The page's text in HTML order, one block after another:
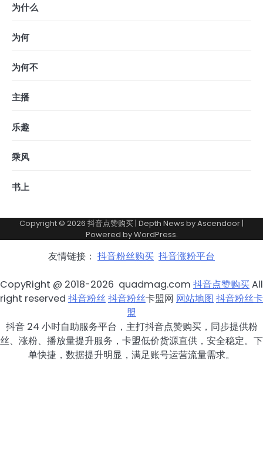
为什么
为何
为何不
主播
乐趣
乘风
书上
Copyright © 2026 抖音点赞购买| Depth News byAscendoor|
Powered byWordPress.
友情链接： 抖音粉丝购买 抖音涨粉平台
CopyRight @ 2018-2026 quadmag.com 抖音点赞购买All
right reserved 抖音粉丝抖音粉丝卡盟网 网站地图 抖音粉丝卡
盟
抖音 24 小时自助服务平台，主打抖音点赞购买，同步提供粉
丝、涨粉、播放量提升服务，卡盟低价货源直供，安全稳定。下
单快捷，数据提升明显，满足账号运营流量需求。